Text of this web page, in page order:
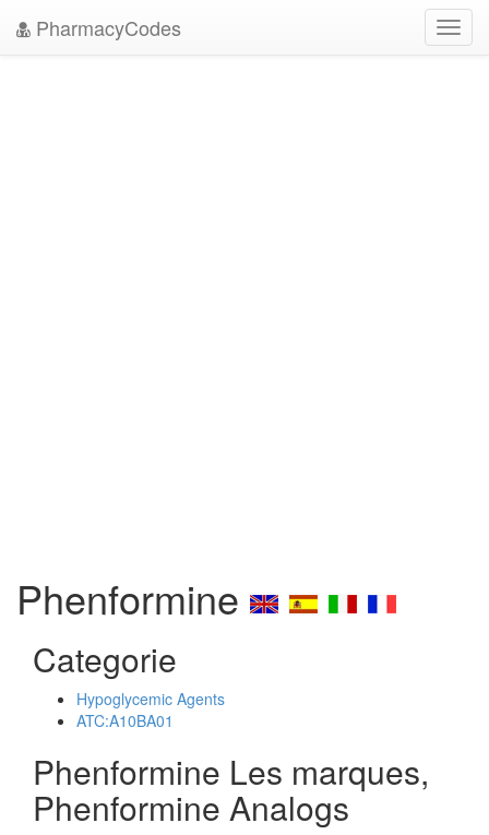
PharmacyCodes
Phenformine
Categorie
Hypoglycemic Agents
ATC:A10BA01
Phenformine Les marques,
Phenformine Analogs